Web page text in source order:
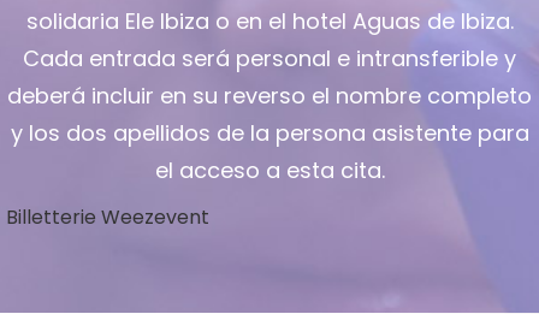
solidaria Ele Ibiza o en el hotel Aguas de Ibiza.
Cada entrada será personal e intransferible y
deberá incluir en su reverso el nombre completo
y los dos apellidos de la persona asistente para
el acceso a esta cita.
Billetterie Weezevent